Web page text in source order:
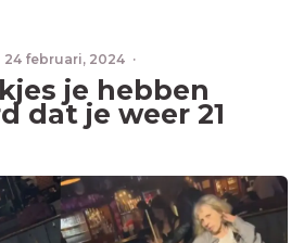
24 februari, 2024 ·
je hebben
dat je weer 21